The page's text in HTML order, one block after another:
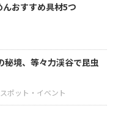
おすすめ具材5つ
秘境、等々力渓谷で昆虫